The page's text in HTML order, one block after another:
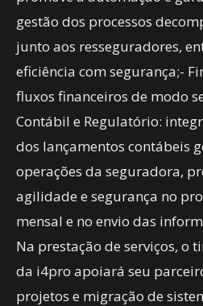
gestão dos processos
junto aos resseguradores,
eficiência com segurança;-
fluxos financeiros de modo
Contábil e Regulatório:
dos lançamentos contábeis
operações da seguradora,
agilidade e segurança no
mensal e no envio das
Na prestação de serviços, o
da i4pro apoiará seu
projetos e migração de